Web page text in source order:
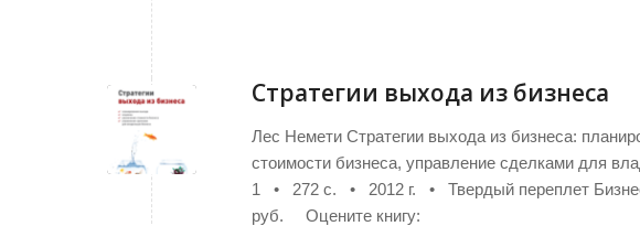
Стратегии выхода из бизнеса
Лес Немети Стратегии выхода из бизнеса:
стоимости бизнеса, управление сделками для
1 • 272 с. • 2012 г. • Твердый переплет
руб. Оцените книгу: